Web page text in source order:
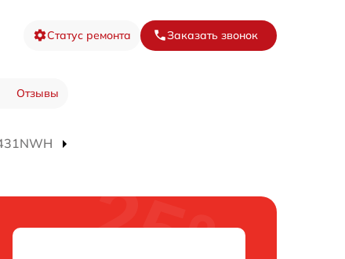
Статус ремонта Заказать звонок
Отзывы